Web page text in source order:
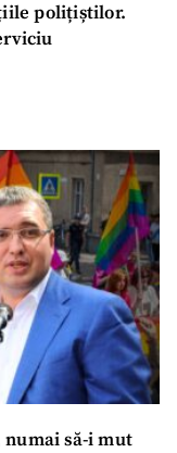
polițiștilor.
numai să-i mut